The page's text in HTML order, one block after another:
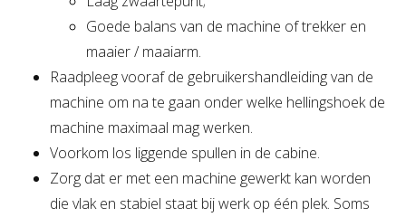
Goede balans van de machine of trekker en
maaier / maaiarm.
Raadpleeg vooraf de gebruikershandleiding van de
machine om na te gaan onder welke hellingshoek de
machine maximaal mag werken.
Voorkom los liggende spullen in de cabine.
Zorg dat er met een machine gewerkt kan worden
die vlak en stabiel staat bij werk op één plek. Soms